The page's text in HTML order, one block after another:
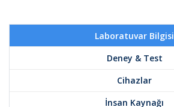
Laboratuvar Bilgisi
Deney & Test
Cihazlar
İnsan Kaynağı